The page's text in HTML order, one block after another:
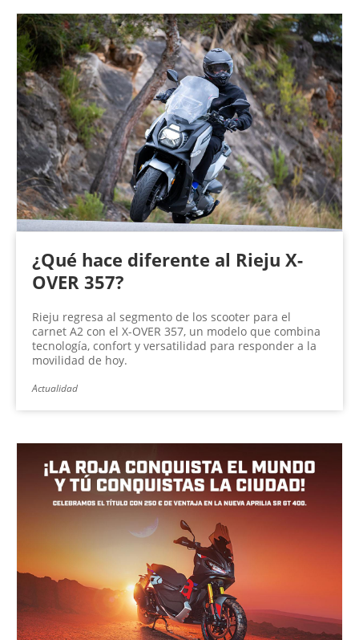
¿Qué hace diferente al Rieju X-
OVER 357?
Rieju regresa al segmento de los scooter para el
carnet A2 con el X-OVER 357, un modelo que combina
tecnología, confort y versatilidad para responder a la
movilidad de hoy.
Actualidad